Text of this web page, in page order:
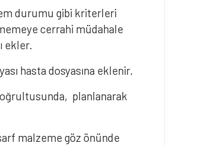
durumu gibi kriterleri
cerrahi müdahale
ekler.
hasta dosyasına eklenir.
planlanarak
malzeme göz önünde